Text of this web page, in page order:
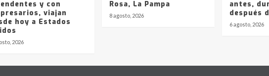
y con
viajan
hoy a Estados
2026
Rosa, La Pampa
8 agosto, 2026
antes,
después
6 agosto, 2026